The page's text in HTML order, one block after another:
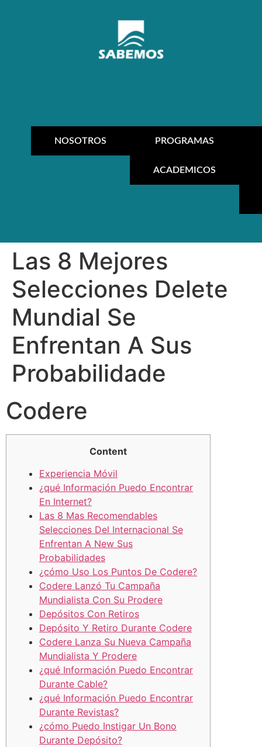
NOSOTROS PROGRAMAS
ACADEMICOS
Las 8 Mejores
Selecciones Delete
Mundial Se
Enfrentan A Sus
Probabilidade
Codere
Content
Experiencia Móvil
¿qué Información Puedo Encontrar
En Internet?
Las 8 Mas Recomendables
Selecciones Del Internacional Se
Enfrentan A New Sus
Probabilidades
¿cómo Uso Los Puntos De Codere?
Codere Lanzó Tu Campaña
Mundialista Con Su Prodere
Depósitos Con Retiros
Depósito Y Retiro Durante Codere
Codere Lanza Su Nueva Campaña
Mundialista Y Prodere
¿qué Información Puedo Encontrar
Durante Cable?
¿qué Información Puedo Encontrar
Durante Revistas?
¿cómo Puedo Instigar Un Bono
Durante Depósito?